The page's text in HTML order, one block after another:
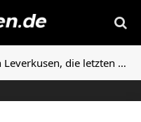
die letzten Begegnungen